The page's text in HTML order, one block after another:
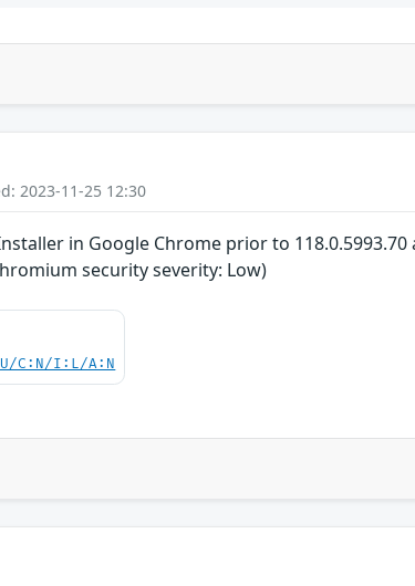
2023-11-25 12:30
in Google Chrome prior to
security severity: Low)
C:N/I:L/A:N